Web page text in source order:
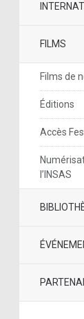
FILMS
Films de
Éditions
Accès
l’INSAS